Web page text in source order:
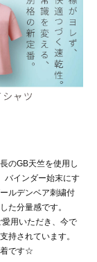
のGB天竺を使用し
バインダー始末にす
ルデンベア刺繍付
た分量感です。
愛用いただき、今で
持されています。
着です☆